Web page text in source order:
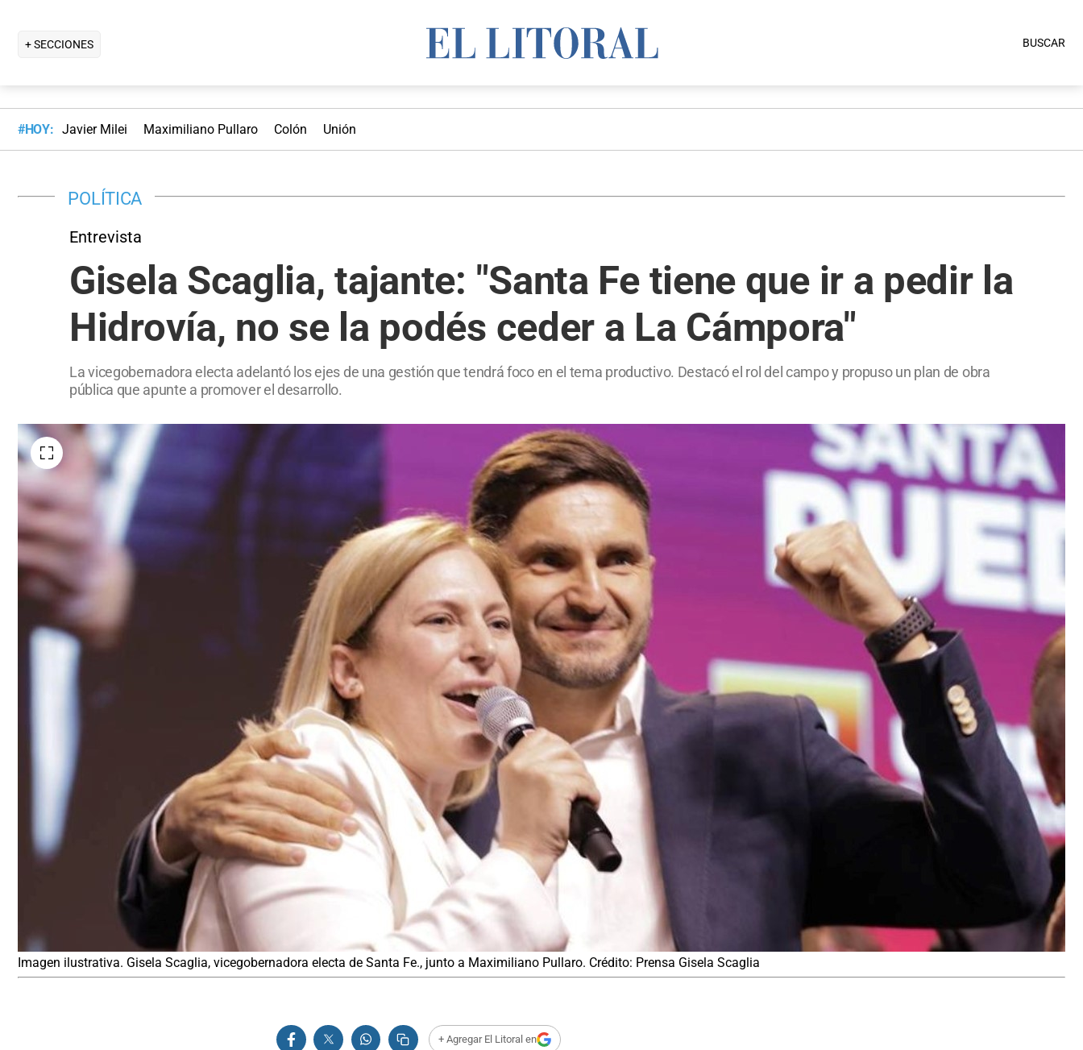
+ SECCIONES BUSCAR
#HOY: Javier Milei Maximiliano Pullaro Colón Unión
POLÍTICA
Entrevista
Gisela Scaglia, tajante: "Santa Fe tiene que ir a pedir la
Hidrovía, no se la podés ceder a La Cámpora"
La vicegobernadora electa adelantó los ejes de una gestión que tendrá foco en el tema productivo. Destacó el rol del campo y propuso un plan de obra
pública que apunte a promover el desarrollo.
Imagen ilustrativa. Gisela Scaglia, vicegobernadora electa de Santa Fe., junto a Maximiliano Pullaro. Crédito: Prensa Gisela Scaglia
+ Agregar El Litoral en